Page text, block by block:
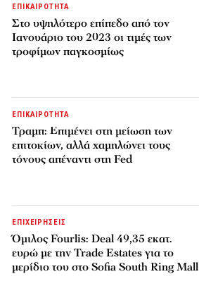
ΕΠΙΚΑΙΡΟΤΗΤΑ
Στο υψηλότερο επίπεδο από τον
Ιανουάριο του 2023 οι τιμές των
τροφίμων παγκοσμίως
ΕΠΙΚΑΙΡΟΤΗΤΑ
Τραμπ: Επιμένει στη μείωση των
επιτοκίων, αλλά χαμηλώνει τους
τόνους απέναντι στη Fed
ΕΠΙΧΕΙΡΗΣΕΙΣ
Όμιλος Fourlis: Deal 49,35 εκατ.
ευρώ με την Trade Estates για το
μερίδιο του στο Sofia South Ring Mall